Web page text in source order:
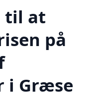
til at
på
i Græse